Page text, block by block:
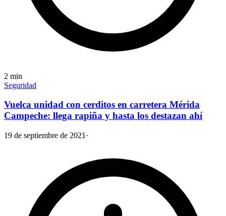
2 min
Seguridad
Vuelca unidad con cerditos en carretera Mérida
Campeche: llega rapiña y hasta los destazan ahí
19 de septiembre de 2021 ·